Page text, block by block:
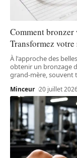
Comment bronzer
Transformez
À l'approche des
obtenir un bronzage
grand-mère, souvent
Minceur 20 juillet